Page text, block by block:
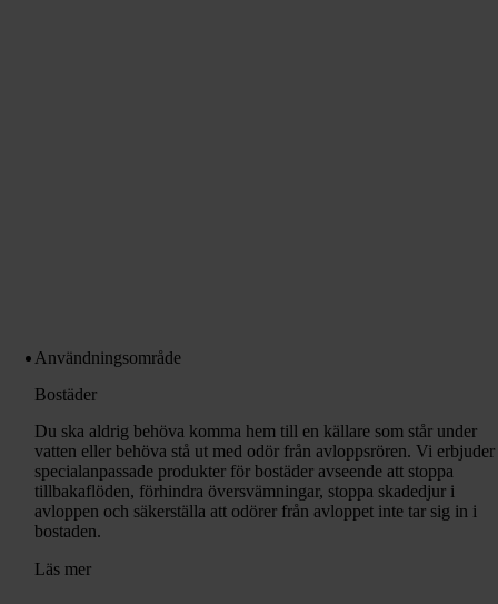
Användningsområde
Bostäder
Du ska aldrig behöva komma hem till en källare som står under
vatten eller behöva stå ut med odör från avloppsrören. Vi erbjuder
specialanpassade produkter för bostäder avseende att stoppa
tillbakaflöden, förhindra översvämningar, stoppa skadedjur i
avloppen och säkerställa att odörer från avloppet inte tar sig in i
bostaden.
Läs mer